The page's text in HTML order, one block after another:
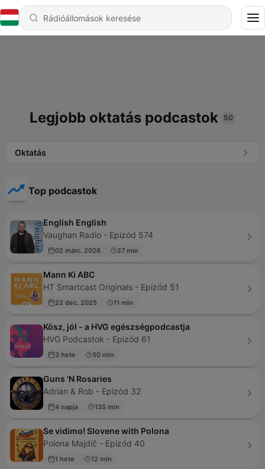
Legjobb oktatás podcastok 50
Oktatás
Top podcastok
English English
Vaughan Radio - Epizód 574
02 márc. 2026 27 min
Mann Ki ABC
HT Smartcast Originals - Epizód 51
22 dec. 2025 11 min
Kösz, jól - a HVG egészségpodcastja
HVG Podcastok - Epizód 61
3 hete 50 min
Guns 'N Rosaries
Adrian & Rob - Epizód 32
4 napja 135 min
Se vidimo! Slovene with Polona
Polona Majdič - Epizód 40
1 hete 12 min